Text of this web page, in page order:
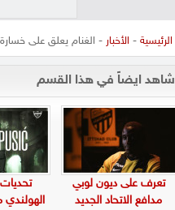
الرئيسية - الأخبار - الغنام يعلق على
شاهد ايضاً في هذا القسم
تعرف على ديون لوبي
مدافع الاتحاد الجديد